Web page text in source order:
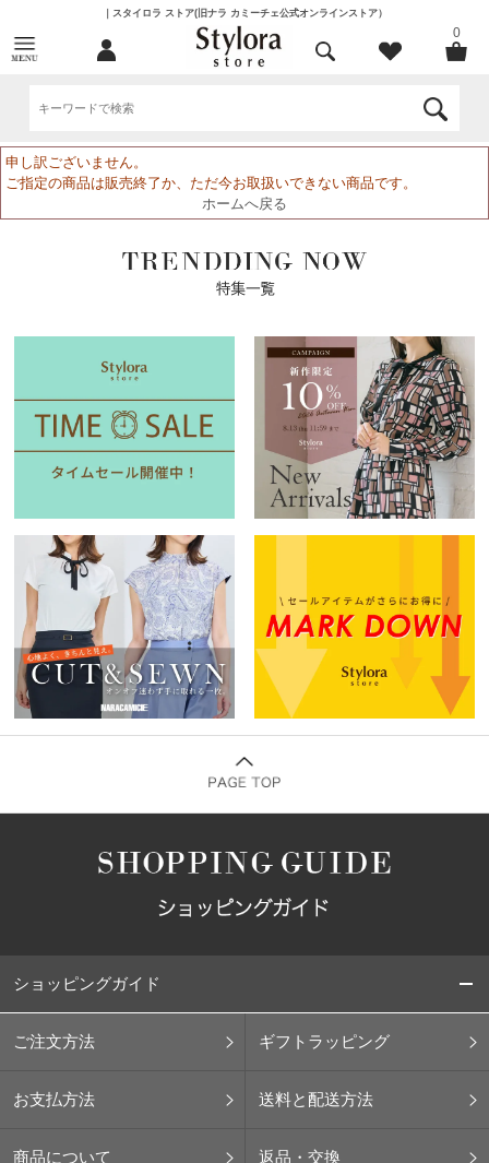
｜スタイロラ ストア(旧ナラ カミーチェ公式オンラインストア）
0
申し訳ございません。
ご指定の商品は販売終了か、ただ今お取扱いできない商品です。
ホームへ戻る
ショッピングガイド
ご注文方法 ギフトラッピング
お支払方法 送料と配送方法
商品について 返品・交換